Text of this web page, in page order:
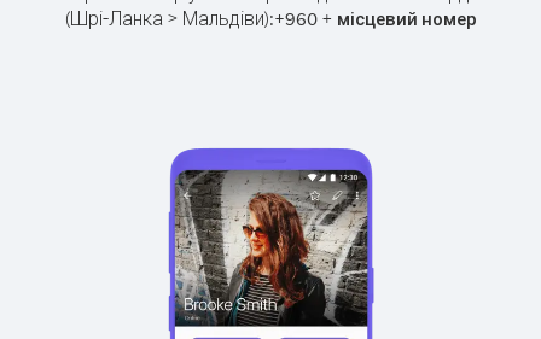
(Шрі-Ланка > Мальдіви):+960+ місцевий номер